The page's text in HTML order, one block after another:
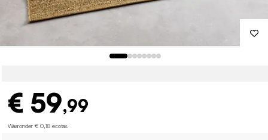
€ 59,99
Waaronder € 0,18 ecotax